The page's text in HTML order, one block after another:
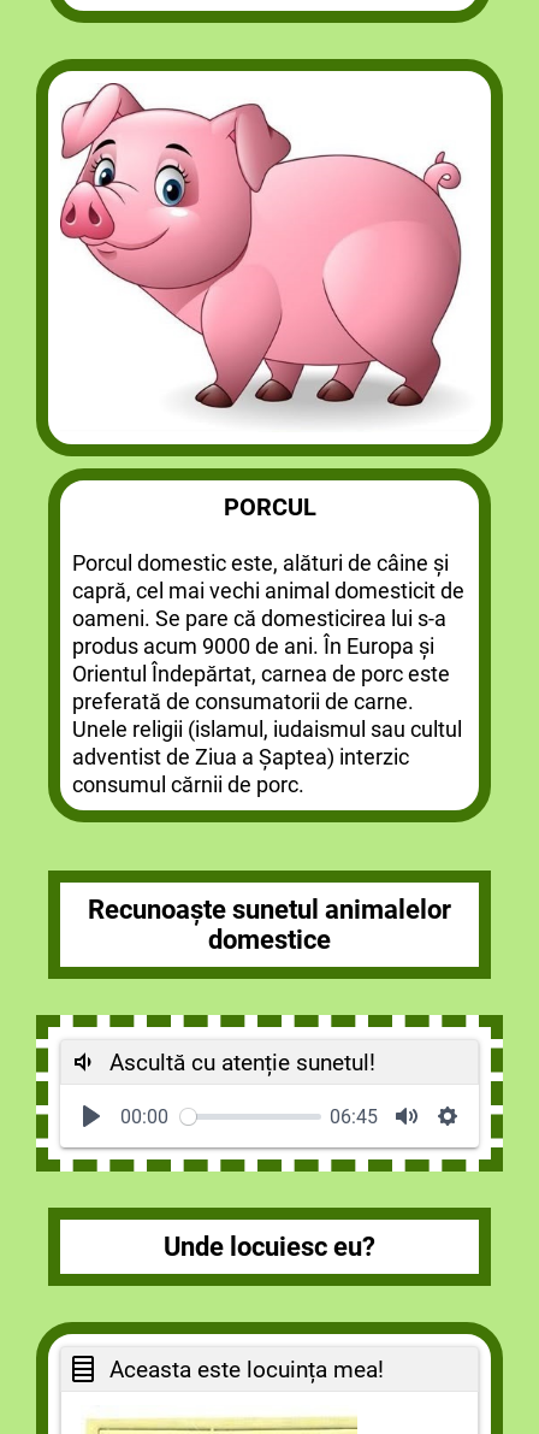
PORCUL
Porcul domestic este, alături de câine și
capră, cel mai vechi animal domesticit de
oameni. Se pare că domesticirea lui s-a
produs acum 9000 de ani. În Europa și
Orientul Îndepărtat, carnea de porc este
preferată de consumatorii de carne.
Unele religii (islamul, iudaismul sau cultul
adventist de Ziua a Șaptea) interzic
consumul cărnii de porc.
Recunoaște sunetul animalelor
domestice
Ascultă cu atenție sunetul!
00:00 06:45
Unde locuiesc eu?
Aceasta este locuința mea!